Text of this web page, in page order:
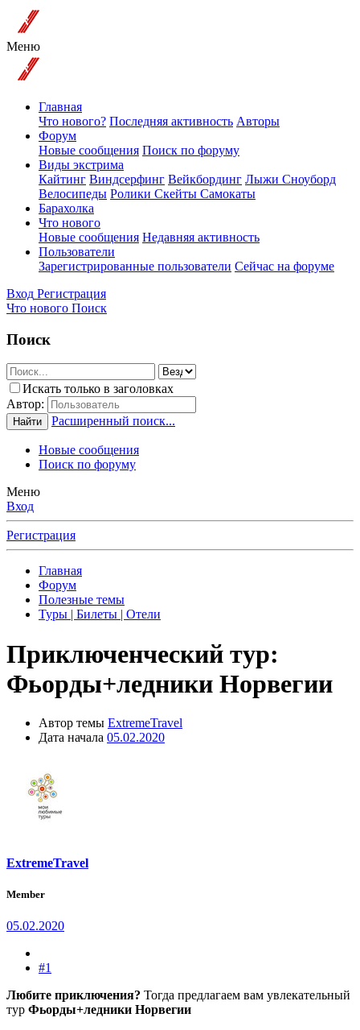
Меню
Главная
Что нового? Последняя активность Авторы
Форум
Новые сообщения Поиск по форуму
Виды экстрима
Кайтинг Виндсерфинг Вейкбординг Лыжи Сноуборд
Велосипеды Ролики Скейты Самокаты
Барахолка
Что нового
Новые сообщения Недавняя активность
Пользователи
Зарегистрированные пользователи Сейчас на форуме
Вход Регистрация
Что нового Поиск
Поиск
Искать только в заголовках
Автор:
Найти Расширенный поиск...
Новые сообщения
Поиск по форуму
Меню
Вход
Регистрация
Главная
Форум
Полезные темы
Туры | Билеты | Отели
Приключенческий тур:
Фьорды+ледники Норвегии
Автор темы ExtremeTravel
Дата начала 05.02.2020
ExtremeTravel
Member
05.02.2020
#1
Любите приключения? Тогда предлагаем вам увлекательный
тур Фьорды+ледники Норвегии